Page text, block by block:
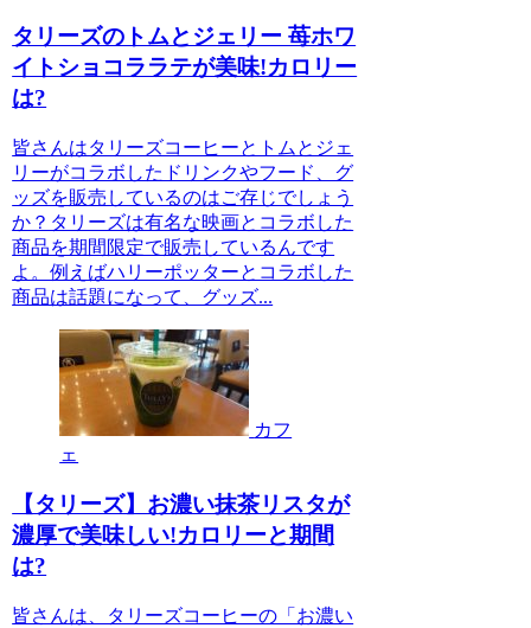
タリーズのトムとジェリー 苺ホワ
イトショコララテが美味!カロリー
は?
皆さんはタリーズコーヒーとトムとジェ
リーがコラボしたドリンクやフード、グ
ッズを販売しているのはご存じでしょう
か？タリーズは有名な映画とコラボした
商品を期間限定で販売しているんです
よ。例えばハリーポッターとコラボした
商品は話題になって、グッズ...
カフ
ェ
【タリーズ】お濃い抹茶リスタが
濃厚で美味しい!カロリーと期間
は?
皆さんは、タリーズコーヒーの「お濃い